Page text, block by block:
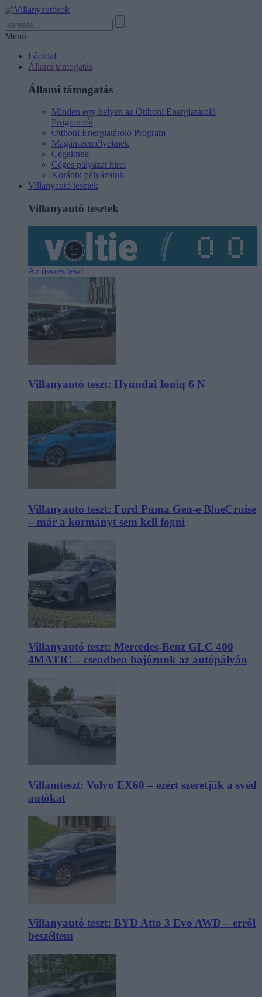
Menü
Főoldal
Állami támogatás
Állami támogatás
Minden egy helyen az Otthoni Energiatároló
Programról
Otthoni Energiatároló Program
Magánszemélyeknek
Cégeknek
Céges pályázat hírei
Korábbi pályázatok
Villanyautó tesztek
Villanyautó tesztek
Az összes teszt
Villanyautó teszt: Hyundai Ioniq 6 N
Villanyautó teszt: Ford Puma Gen-e BlueCruise
– már a kormányt sem kell fogni
Villanyautó teszt: Mercedes-Benz GLC 400
4MATIC – csendben hajózunk az autópályán
Villámteszt: Volvo EX60 – ezért szeretjük a svéd
autókat
Villanyautó teszt: BYD Atto 3 Evo AWD – erről
beszéltem